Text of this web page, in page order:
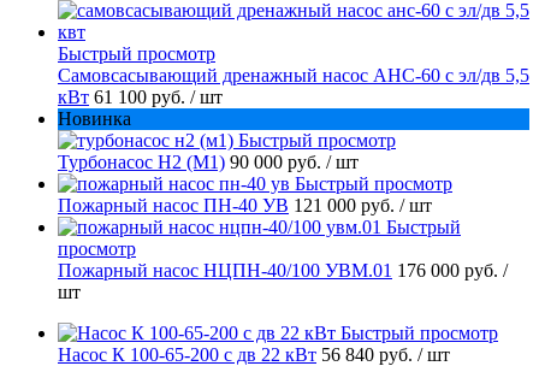
Быстрый просмотр
Самовсасывающий дренажный насос АНС-60 с эл/дв 5,5
кВт 61 100 руб. / шт
Новинка
Быстрый просмотр
Турбонасос Н2 (М1) 90 000 руб. / шт
Быстрый просмотр
Пожарный насос ПН-40 УВ 121 000 руб. / шт
Быстрый
просмотр
Пожарный насос НЦПН-40/100 УВМ.01 176 000 руб. /
шт
Быстрый просмотр
Насос К 100-65-200 с дв 22 кВт 56 840 руб. / шт